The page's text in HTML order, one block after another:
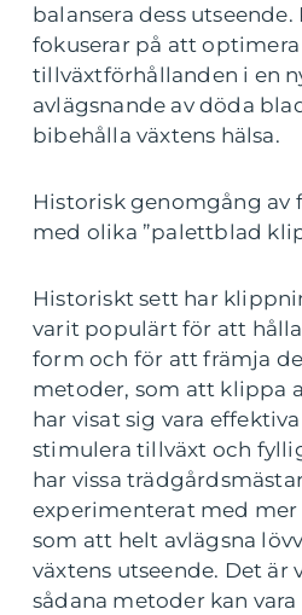
balansera dess
fokuserar på att optimera
tillväxtförhållanden i en
avlägsnande av döda
bibehålla växtens hälsa.
Historisk genomgång av
med olika ”palettblad
Historiskt sett har
varit populärt för att
form och för att främja
metoder, som att klippa
har visat sig vara
stimulera tillväxt och
har vissa
experimenterat med
som att helt avlägsna
växtens utseende. Det
sådana metoder kan